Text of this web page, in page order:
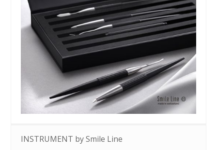
INSTRUMENT by Smile Line